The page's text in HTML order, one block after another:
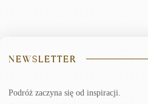
NEWSLETTER
Podróż zaczyna się od inspiracji.